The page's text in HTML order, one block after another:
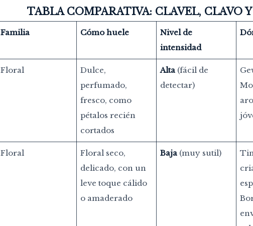
TABLA COMPARATIVA: CLAVEL, CLAVO
Familia Cómo huele
Nivel de
intensidad
Floral
Dulce,
perfumado,
fresco, como
pétalos recién
cortados
Alta (fácil de
detectar)
Floral
Floral seco,
delicado, con un
leve toque cálido
o amaderado
Baja (muy sutil)